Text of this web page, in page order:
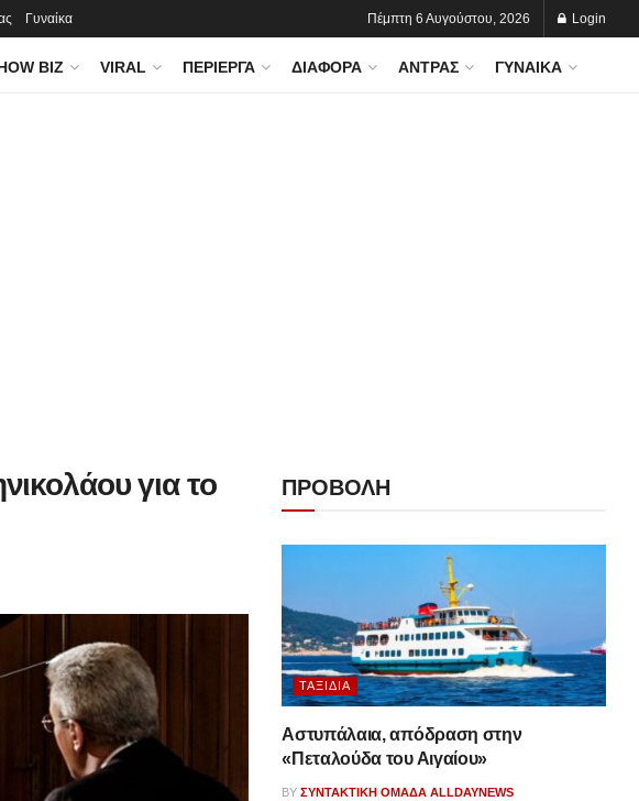
Γυναίκα Πέμπτη 6 Αυγούστου, 2026 Login
BIZ VIRAL ΠΕΡΊΕΡΓΑ ΔΙΆΦΟΡΑ ΆΝΤΡΑΣ ΓΥΝΑΊΚΑ
για το
ΠΡΟΒΟΛΗ
ΤΑΞΊΔΙΑ
Αστυπάλαια, απόδραση στην
«Πεταλούδα του Αιγαίου»
BY ΣΥΝΤΑΚΤΙΚΉ ΟΜΆΔΑ ALLDAYNEWS